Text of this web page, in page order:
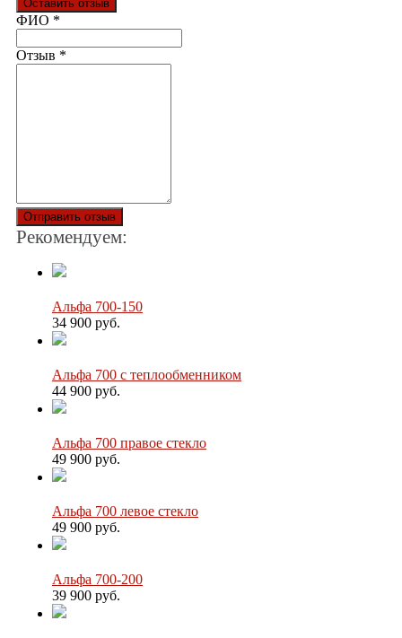
Оставить отзыв
Ваш отзыв был отправлен!
ФИО *
Отзыв *
Отправить отзыв
Рекомендуем:
Альфа 700-150
34 900 руб.
Альфа 700 с теплообменником
44 900 руб.
Альфа 700 правое стекло
49 900 руб.
Альфа 700 левое стекло
49 900 руб.
Альфа 700-200
39 900 руб.